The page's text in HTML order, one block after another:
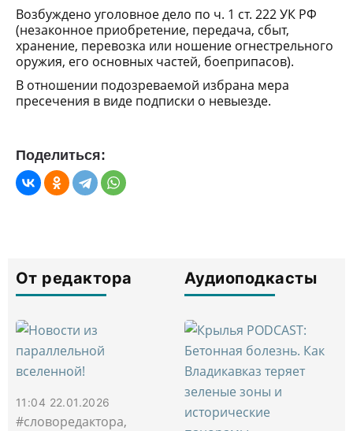
Возбуждено уголовное дело по ч. 1 ст. 222 УК РФ
(незаконное приобретение, передача, сбыт,
хранение, перевозка или ношение огнестрельного
оружия, его основных частей, боеприпасов).
В отношении подозреваемой избрана мера
пресечения в виде подписки о невыезде.
Поделиться:
От редактора
11:04 22.01.2026
#словоредактора,
Аудиоподкасты